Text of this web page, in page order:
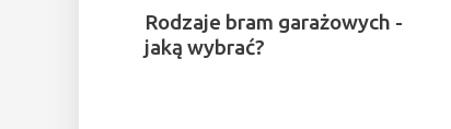
Rodzaje bram garażowych -
jaką wybrać?